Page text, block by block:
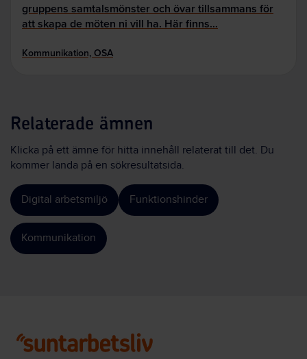
gruppens samtalsmönster och övar tillsammans för
att skapa de möten ni vill ha. Här finns…
Kommunikation, OSA
Relaterade ämnen
Klicka på ett ämne för hitta innehåll relaterat till det. Du
kommer landa på en sökresultatsida.
Digital arbetsmiljö Funktionshinder
Kommunikation